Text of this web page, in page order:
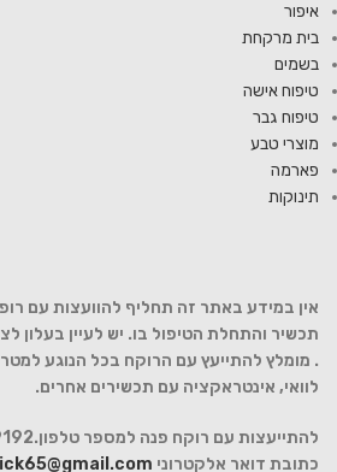
איפור
בית מרקחת
בשמים
טיפוח אישה
טיפוח גבר
מוצרי טבע
פארמה
תינוקות
אין במידע באתר זה תחליף להוועצות עם
תכשיר והתחלת הטיפול בו. יש לעיין בעלון
. מומלץ להתייעץ עם הרוקח בכל הנוגע
לוואי, אינטראקציה עם תכשירים אחרים.
כתובת דואר אלקטרוני